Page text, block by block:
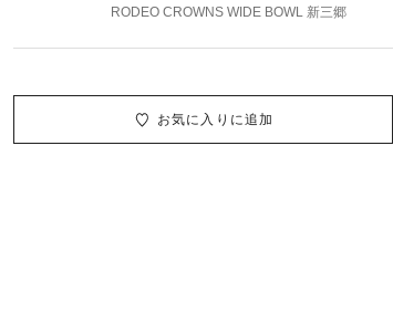
RODEO CROWNS WIDE BOWL 新三郷
お気に入りに追加